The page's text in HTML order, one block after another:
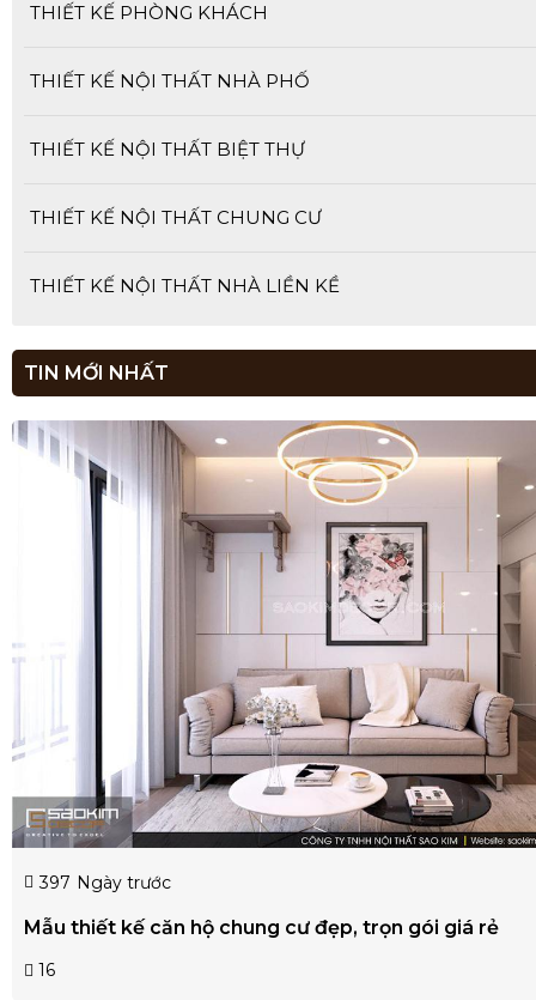
THIẾT KẾ PHÒNG KHÁCH
THIẾT KẾ NỘI THẤT NHÀ PHỐ
THIẾT KẾ NỘI THẤT BIỆT THỰ
THIẾT KẾ NỘI THẤT CHUNG CƯ
THIẾT KẾ NỘI THẤT NHÀ LIỀN KỀ
TIN MỚI NHẤT
397 Ngày trước
Mẫu thiết kế căn hộ chung cư đẹp, trọn gói giá rẻ
16